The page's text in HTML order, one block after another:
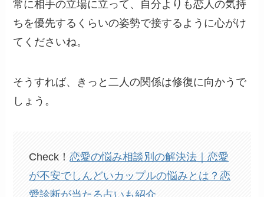
常に相手の立場に立って、自分よりも恋人の気持
ちを優先するくらいの姿勢で接するように心がけ
てくださいね。
そうすれば、きっと二人の関係は修復に向かうで
しょう。
Check！恋愛の悩み相談別の解決法｜恋愛
が不安でしんどいカップルの悩みとは？恋
愛診断が当たる占いも紹介